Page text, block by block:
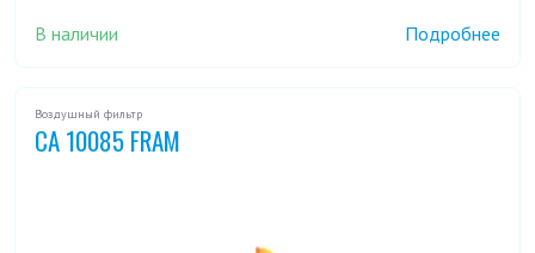
В наличии Подробнее
Воздушный фильтр
CA 10085 FRAM